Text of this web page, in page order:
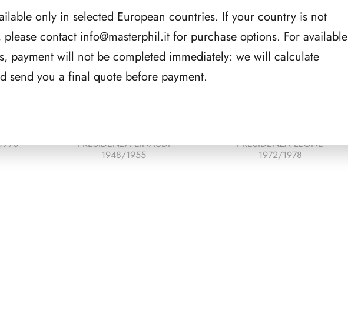
PRESIDENZA EINAUDI
1948/1955
PRESIDENZA LEONE
1972/1978
only in selected European countries. If your country is not
contact info@masterphil.itfor purchase options. For available
payment will not be completed immediately: we will calculate
send you a final quote before payment.